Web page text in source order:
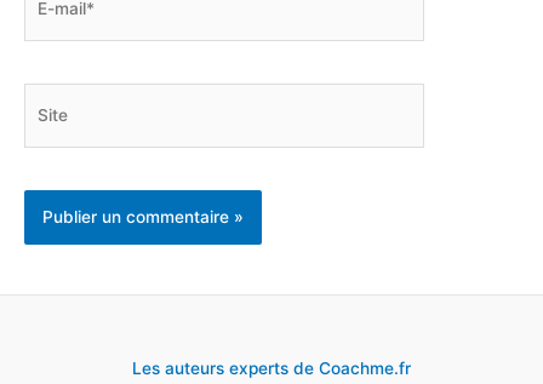
Les auteurs experts de Coachme.fr